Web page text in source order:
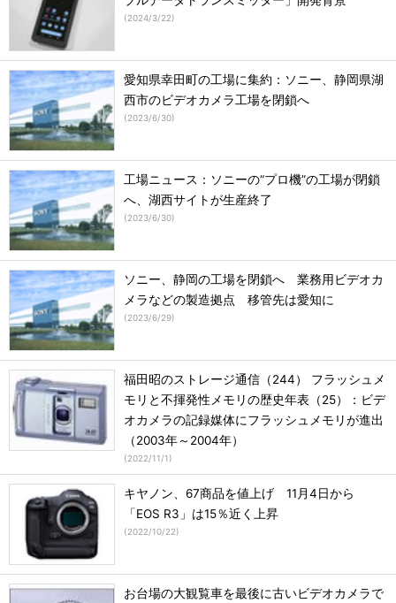
(2024/3/22)
愛知県幸田町の工場に集約：ソニー、静岡県湖
西市のビデオカメラ工場を閉鎖へ
(2023/6/30)
工場ニュース：ソニーの“プロ機”の工場が閉鎖
へ、湖西サイトが生産終了
(2023/6/30)
ソニー、静岡の工場を閉鎖へ 業務用ビデオカ
メラなどの製造拠点 移管先は愛知に
(2023/6/29)
福田昭のストレージ通信（244） フラッシュメ
モリと不揮発性メモリの歴史年表（25）：ビデ
オカメラの記録媒体にフラッシュメモリが進出
（2003年～2004年）
(2022/11/1)
キヤノン、67商品を値上げ 11月4日から
「EOS R3」は15％近く上昇
(2022/10/22)
お台場の大観覧車を最後に古いビデオカメラで